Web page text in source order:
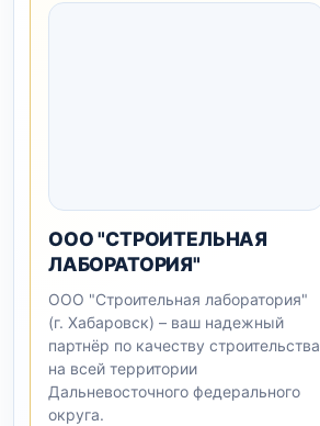
ООО "СТРОИТЕЛЬНАЯ
ЛАБОРАТОРИЯ"
ООО "Строительная лаборатория"
(г. Хабаровск) – ваш надежный
партнёр по качеству строительства
на всей территории
Дальневосточного федерального
округа.